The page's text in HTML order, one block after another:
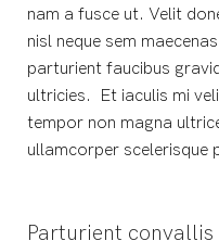
nam a fusce ut. Velit
nisl neque sem
parturient faucibus
ultricies. Et iaculis mi
tempor non magna
ullamcorper scelerisque
Parturient convallis